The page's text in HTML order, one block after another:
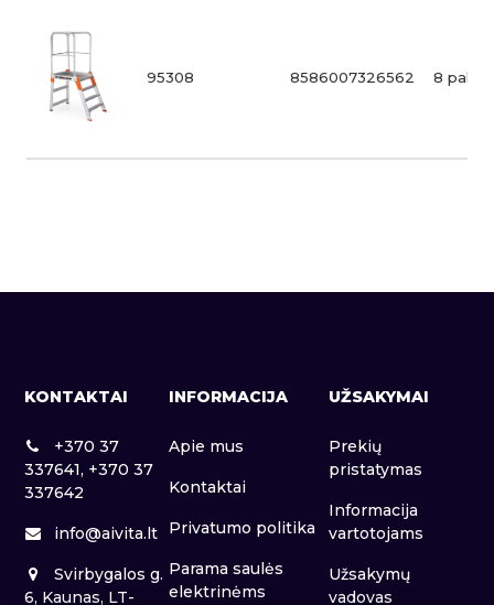
95308 8586007326562 8
KONTAKTAI
+370 37
337641, +370 37
337642
info@aivita.lt
Svirbygalos g.
6, Kaunas, LT-
INFORMACIJA
Apie mus
Kontaktai
Privatumo politika
Parama saulės
elektrinėms
UŽSAKYMAI
Prekių
pristatymas
Informacija
vartotojams
Užsakymų
vadovas